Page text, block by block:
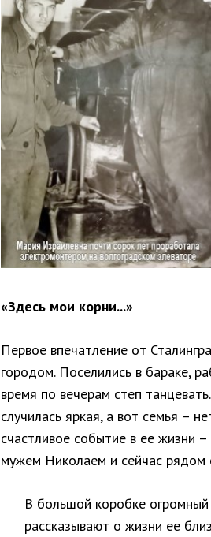
«Здесь мои корни...»
Первое впечатление от
городом. Поселились в бараке,
время по вечерам степ
случилась яркая, а вот семья –
счастливое событие в ее жизни
мужем Николаем и сейчас рядом
В большой коробке
рассказывают о жизни ее